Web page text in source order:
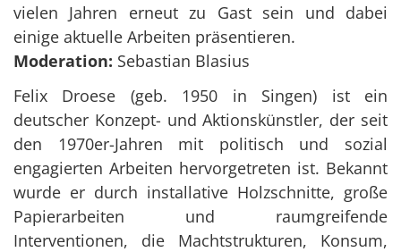
vielen Jahren erneut zu Gast sein und dabei
einige aktuelle Arbeiten präsentieren.
Moderation: Sebastian Blasius
Felix Droese (geb. 1950 in Singen) ist ein
deutscher Konzept- und Aktionskünstler, der seit
den 1970er-Jahren mit politisch und sozial
engagierten Arbeiten hervorgetreten ist. Bekannt
wurde er durch installative Holzschnitte, große
Papierarbeiten und raumgreifende
Interventionen, die Machtstrukturen, Konsum,